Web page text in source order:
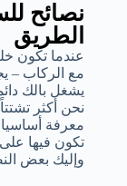
نصائح
الطريق
عندما تكون
مع الركاب –
يشغل بالك
نحن أكثر
معرفة
تكون فيها
وإليك بعض